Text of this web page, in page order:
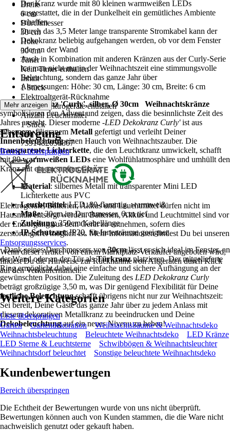
Breite
6 cm
Durchmesser
30 cm
Höhe
30 cm
Timer
Kein Timer enthalten
Inhalt
1 Stück
Elektroaltgerät-Rücknahme
Keine Elektrogeräte enthalten
Anzahl Leuchtmittel
1 Stück
EAN
7391482058867
Der Kranz wurde mit 80 kleinen warmweißen LEDs
ausgestattet, die in der Dunkelheit ein gemütliches Ambiente
schaffen
Durch das 3,5 Meter lange transparente Stromkabel kann der
Dekokranz beliebig aufgehangen werden, ob vor dem Fenster
oder an der Wand
Auch in Kombination mit anderen Kränzen aus der Curly-Serie
hat man nicht nur in der Weihnachtszeit eine stimmungsvolle
Beleuchtung, sondern das ganze Jahr über
Abmessungen: Höhe: 30 cm, Länge: 30 cm, Breite: 6 cm
LED Dekokranz 'Curly', silber, Ø 30cm
Weihnachtskränze
symbolisieren den Advent und zeigen, dass die besinnlichste Zeit des
Jahres ansteht. Dieser moderne -LED Dekokranz Curly'ist aus
silbernem, filigranem Metall gefertigt und verleiht Deiner
Innenbeleuchtungeinen Hauch von Weihnachtszauber. Die
transparente Lichterkette, die den Leuchtkranz umwickelt, schafft
mit 80warmweißen LEDs eine Wohlfühlatmosphäre und umhüllt den
Kranz mit einem sanften Glanz.
Material: silbernes Metall mit transparenter Mini LED
Lichterkette aus PVC
Leuchtmittel: LED, 80-flammig, warmweiß
Maße: 30cm im Durchmesser, 6cm tief
Zuleitung: 350cm Kabellänge
IP-Schutzart: IP20, für Innenräume geeignet
Dank seines Durchmessers von30cmlässt er sich ideal im Fenster, an
der Wand oder an der Tür alsTürkranzplatzieren. Der mitgelieferte
Ring ermöglicht dabei eine einfache und sichere Aufhängung an der
gewünschten Position. Die Zuleitung des LED Dekokranz Curly
beträgt großzügige 3,50 m, was Dir genügend Flexibilität für Deine
festliche Beleuchtungschafft übrigens nicht nur zur Weihnachtszeit:
Sei bereit, Deine Gäste das ganze Jahr über zu jedem Anlass mit
diesem dekorativen Metallkranz zu beeindrucken und Deine
Dekobeleuchtungauf ein neues Niveau zu heben!
Mehr anzeigen
Entsorgung
Bereich überspringen
Elektrogeräte, Batterien, Akkus und Leuchtmittel dürfen nicht im
Hausmüll entsorgt werden. Batterien, Akkus und Leuchtmittel sind vor
der Entsorgung aus dem Gerät zu entnehmen, sofern dies
zerstörungsfrei möglich ist. Mehr Informationen findest Du bei unseren
Entsorgungsservices.
Wenn dieser Artikel von einem Marktplatz-Verkäufer angeboten wird,
findest Du die Hinweise zur Rücknahme von Altgeräten durch Klick
auf den Verkäufernamen.
Weitere Kategorien
Liste überspringen
Garten
Gartendekoration
Weihnachtsbäume & Weihnachtsdeko
Weihnachtsbeleuchtung
Beleuchtete Weihnachtsdeko
LED Kränze
LED Sterne & Leuchtsterne
Schwibbögen & Weihnachtsleuchter
Weihnachtsdorf beleuchtet
Sonstige beleuchtete Weihnachtsdeko
Kundenbewertungen
Bereich überspringen
Die Echtheit der Bewertungen wurde von uns nicht überprüft.
Bewertungen können auch von Kunden stammen, die die Ware nicht
nachweislich genutzt oder gekauft haben.